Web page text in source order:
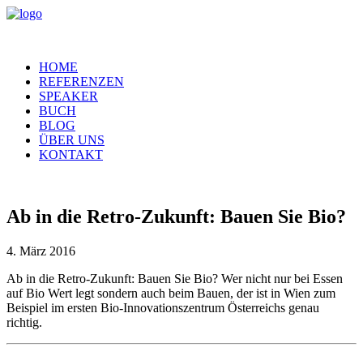
HOME
REFERENZEN
SPEAKER
BUCH
BLOG
ÜBER UNS
KONTAKT
Ab in die Retro-Zukunft: Bauen Sie Bio?
4. März 2016
Ab in die Retro-Zukunft: Bauen Sie Bio? Wer nicht nur bei Essen
auf Bio Wert legt sondern auch beim Bauen, der ist in Wien zum
Beispiel im ersten Bio-Innovationszentrum Österreichs genau
richtig.